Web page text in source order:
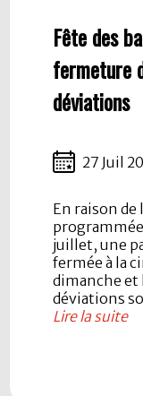
Fête des
fermeture
déviations
27 Juil
En raison de
programmée
juillet, une
fermée à la
dimanche et
déviations
Lire la suite